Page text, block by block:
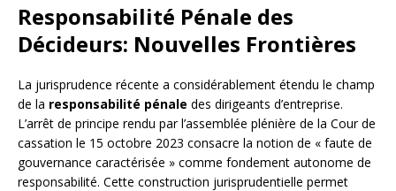
Responsabilité Pénale des
Décideurs: Nouvelles Frontières
La jurisprudence récente a considérablement étendu le champ
de la responsabilité pénale des dirigeants d’entreprise.
L’arrêt de principe rendu par l’assemblée plénière de la Cour de
cassation le 15 octobre 2023 consacre la notion de « faute de
gouvernance caractérisée » comme fondement autonome de
responsabilité. Cette construction jurisprudentielle permet